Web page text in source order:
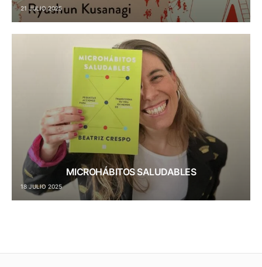
21 JULIO 2025
MICROHÁBITOS SALUDABLES
18 JULIO 2025